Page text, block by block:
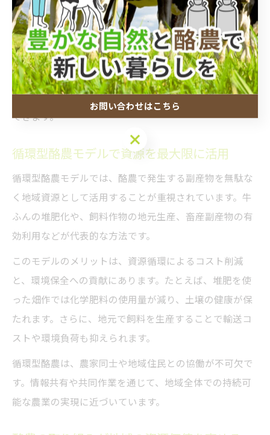
が生まれています。
また、地域コミュニティとの密接な連携により、酪農の
担い手自身が地域の課題解決に積極的に関与し、持続可
能な農業モデルの普及が進んでいます。こうした実例か
ら、酪農と地域が一体となった循環型農業の強みが実感
できます。
循環型酪農モデルで資源を最大限に活用
循環型酪農モデルでは、酪農で発生する副産物を無駄な
く地域資源として活用することが重視されています。牛
ふんの堆肥化や、飼料作物の地元生産、畜産副産物の有
効利用などが代表的な方法です。
このモデルのメリットは、資源循環によるコスト削減
と、環境保全への貢献にあります。たとえば、堆肥を使
った畑作では化学肥料の使用量が減り、土壌の健康が保
たれます。さらに、地元で飼料を生産することで輸送コ
ストや環境負荷も抑えられます。
循環型酪農は、農家同士や地域住民との協働が不可欠で
す。情報共有や共同作業を通じて、地域全体での持続可
能な農業の実現に近づいています。
お問い合わせはこちら
お問い合わせはこちら